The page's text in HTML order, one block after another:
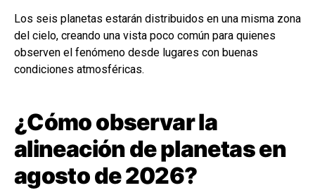
Los seis planetas estarán distribuidos en una misma zona
del cielo, creando una vista poco común para quienes
observen el fenómeno desde lugares con buenas
condiciones atmosféricas.
¿Cómo observar la
alineación de planetas en
agosto de 2026?